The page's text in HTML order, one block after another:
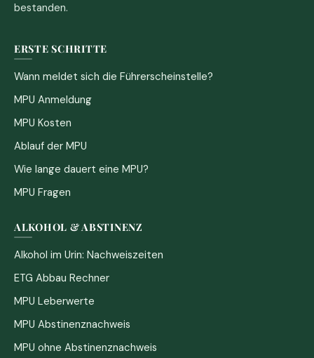
bestanden.
ERSTE SCHRITTE
Wann meldet sich die Führerscheinstelle?
MPU Anmeldung
MPU Kosten
Ablauf der MPU
Wie lange dauert eine MPU?
MPU Fragen
ALKOHOL & ABSTINENZ
Alkohol im Urin: Nachweiszeiten
ETG Abbau Rechner
MPU Leberwerte
MPU Abstinenznachweis
MPU ohne Abstinenznachweis